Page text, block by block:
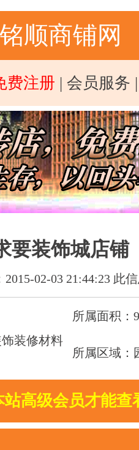
铭顺商铺网
费注册 | 会员服务
要装饰城店铺
02-03 21:44:23 此
所属面积：
装修材料
所属区域：
高级会员才能查